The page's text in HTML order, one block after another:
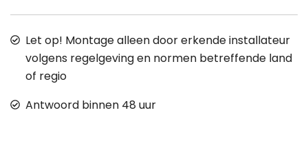
Let op! Montage alleen door erkende installateur
volgens regelgeving en normen betreffende land
of regio
Antwoord binnen 48 uur